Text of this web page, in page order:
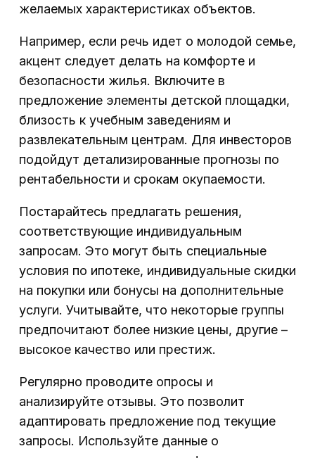
желаемых характеристиках объектов.
Например, если речь идет о молодой семье,
акцент следует делать на комфорте и
безопасности жилья. Включите в
предложение элементы детской площадки,
близость к учебным заведениям и
развлекательным центрам. Для инвесторов
подойдут детализированные прогнозы по
рентабельности и срокам окупаемости.
Постарайтесь предлагать решения,
соответствующие индивидуальным
запросам. Это могут быть специальные
условия по ипотеке, индивидуальные скидки
на покупки или бонусы на дополнительные
услуги. Учитывайте, что некоторые группы
предпочитают более низкие цены, другие –
высокое качество или престиж.
Регулярно проводите опросы и
анализируйте отзывы. Это позволит
адаптировать предложение под текущие
запросы. Используйте данные о